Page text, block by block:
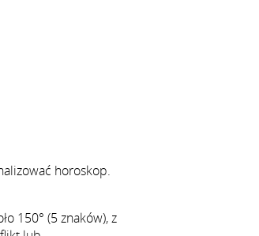
horoskop.
150° (5 znaków), z